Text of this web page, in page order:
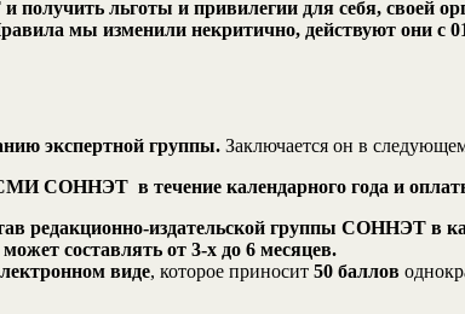
льготы и привилегии для себя, своей
мы изменили некритично, действуют они с
экспертной группы. Заключается он в
СОННЭТ в течение календарного года и
редакционно-издательской группы СОННЭТ в
составлять от 3-х до 6 месяцев.
виде, которое приносит 50 баллов